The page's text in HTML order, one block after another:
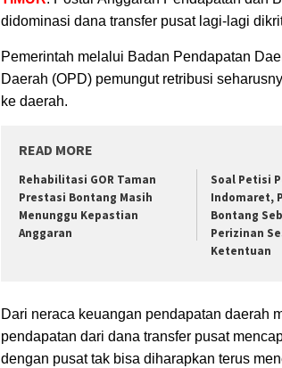
didominasi dana transfer pusat lagi-lagi
Pemerintah melalui Badan Pendapatan
Daerah (OPD) pemungut retribusi
ke daerah.
READ MORE
Rehabilitasi GOR Taman
Prestasi Bontang Masih
Menunggu Kepastian
Anggaran
Soal Petisi
Indomaret,
Bontang
Perizinan
Ketentuan
Dari neraca keuangan pendapatan daerah
pendapatan dari dana transfer pusat
dengan pusat tak bisa diharapkan terus